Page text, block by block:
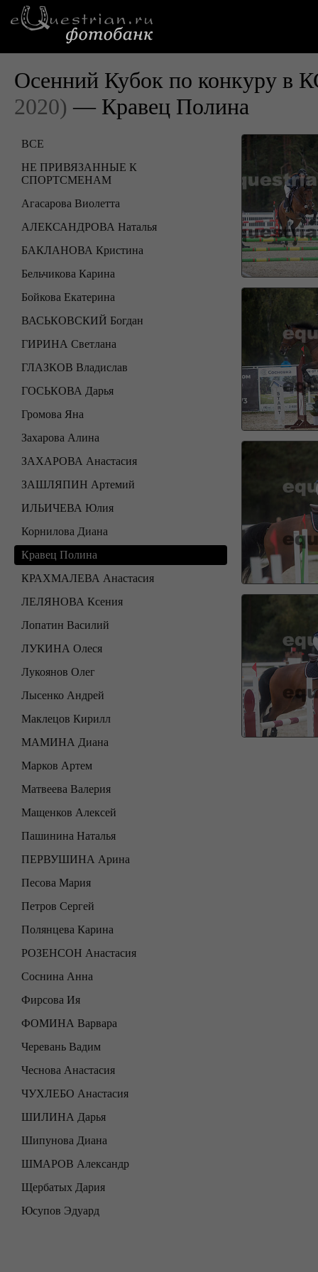
Осенний Кубок по конкуру в
2020) — Кравец Полина
ВСЕ
НЕ ПРИВЯЗАННЫЕ К
СПОРТСМЕНАМ
Агасарова Виолетта
АЛЕКСАНДРОВА Наталья
БАКЛАНОВА Кристина
Бельчикова Карина
Бойкова Екатерина
ВАСЬКОВСКИЙ Богдан
ГИРИНА Светлана
ГЛАЗКОВ Владислав
ГОСЬКОВА Дарья
Громова Яна
Захарова Алина
ЗАХАРОВА Анастасия
ЗАШЛЯПИН Артемий
ИЛЬИЧЕВА Юлия
Корнилова Диана
Кравец Полина
КРАХМАЛЕВА Анастасия
ЛЕЛЯНОВА Ксения
Лопатин Василий
ЛУКИНА Олеся
Лукоянов Олег
Лысенко Андрей
Маклецов Кирилл
МАМИНА Диана
Марков Артем
Матвеева Валерия
Мащенков Алексей
Пашинина Наталья
ПЕРВУШИНА Арина
Песова Мария
Петров Сергей
Полянцева Карина
РОЗЕНСОН Анастасия
Соснина Анна
Фирсова Ия
ФОМИНА Варвара
Черевань Вадим
Чеснова Анастасия
ЧУХЛЕБО Анастасия
ШИЛИНА Дарья
Шипунова Диана
ШМАРОВ Александр
Щербатых Дария
Юсупов Эдуард